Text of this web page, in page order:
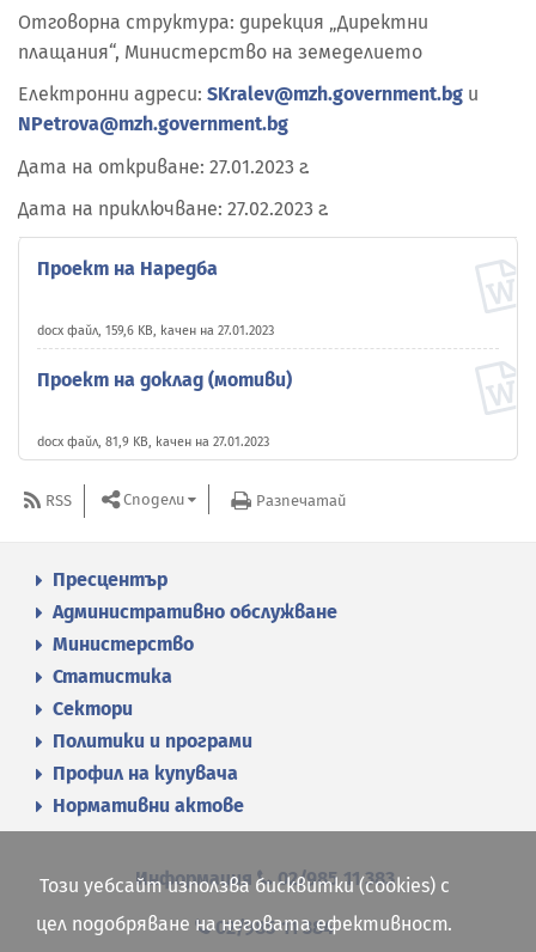
Отговорна структура: дирекция „Директни
плащания“, Министерство на земеделието
Електронни адреси: SKralev@mzh.government.bg и
NPetrova@mzh.government.bg
Дата на откриване: 27.01.2023 г.
Дата на приключване: 27.02.2023 г.
Проект на Наредба
docx файл, 159,6 KB, качен на 27.01.2023
Проект на доклад (мотиви)
docx файл, 81,9 KB, качен на 27.01.2023
RSS Сподели Разпечатай
Пресцентър
Административно обслужване
Министерство
Статистика
Сектори
Политики и програми
Профил на купувача
Нормативни актове
Информация 02/985 11 383
02/985 11 384
Този уебсайт използва бисквитки (cookies) с
цел подобряване на неговата ефективност.